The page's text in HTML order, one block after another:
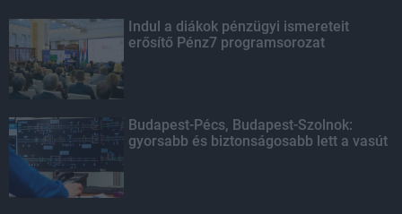
Indul a diákok pénzügyi ismereteit
erősítő Pénz7 programsorozat
Budapest-Pécs, Budapest-Szolnok:
gyorsabb és biztonságosabb lett a vasút